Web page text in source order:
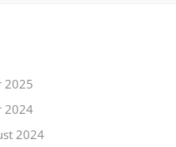
2025
2024
2024